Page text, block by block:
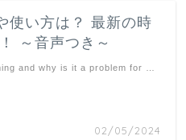
使い方は？ 最新の時
～音声つき～
02/05/2024
and why is it a problem for …